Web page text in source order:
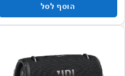
הוסף לסל